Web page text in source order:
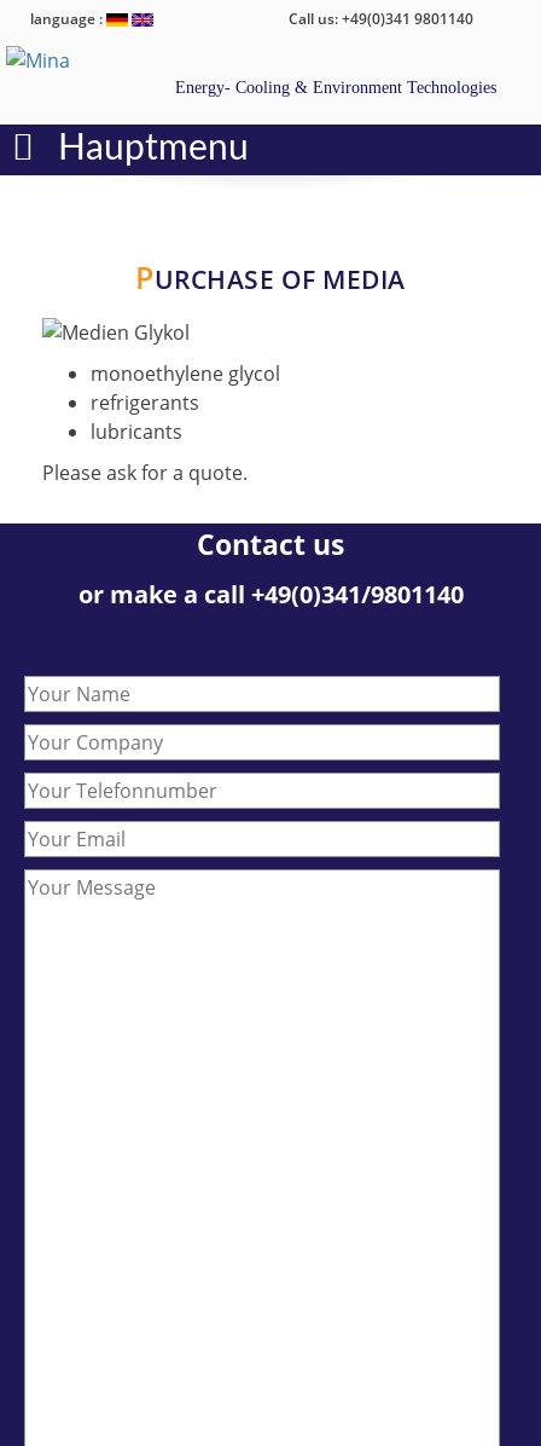
language : Call us: +49(0)341 9801140
Energy- Cooling & Environment Technologies
Hauptmenu
PURCHASE OF MEDIA
monoethylene glycol
refrigerants
lubricants
Please ask for a quote.
Contact us
or make a call +49(0)341/9801140